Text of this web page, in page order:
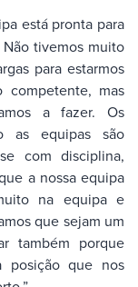
está pronta para
tivemos muito
para estarmos
competente, mas
a fazer. Os
as equipas são
com disciplina,
a nossa equipa
na equipa e
que sejam um
também porque
posição que nos